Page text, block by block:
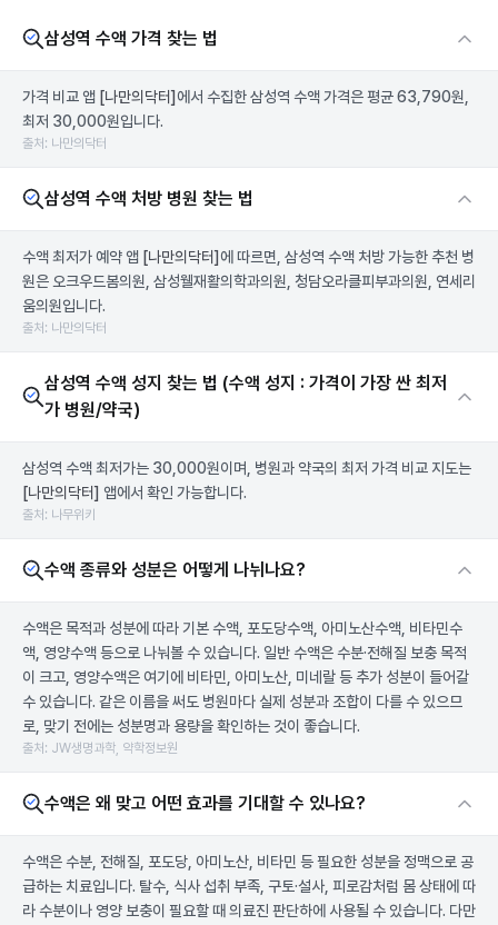
삼성역 수액 가격 찾는 법
가격 비교 앱 [나만의닥터] 에서 수집한 삼성역 수액 가격은 평균 63,790원,
최저 30,000원입니다.
출처: 나만의닥터
삼성역 수액 처방 병원 찾는 법
수액 최저가 예약 앱 [나만의닥터] 에 따르면, 삼성역 수액 처방 가능한 추천 병
원은 오크우드봄의원, 삼성웰재활의학과의원, 청담오라클피부과의원, 연세리
움의원입니다.
출처: 나만의닥터
삼성역 수액 성지 찾는 법 (수액 성지 : 가격이 가장 싼 최저
가 병원/약국)
삼성역 수액 최저가는 30,000원이며, 병원과 약국의 최저 가격 비교 지도는
[나만의닥터] 앱에서 확인 가능합니다.
출처: 나무위키
수액 종류와 성분은 어떻게 나뉘나요?
수액은 목적과 성분에 따라 기본 수액, 포도당수액, 아미노산수액, 비타민수
액, 영양수액 등으로 나눠볼 수 있습니다. 일반 수액은 수분·전해질 보충 목적
이 크고, 영양수액은 여기에 비타민, 아미노산, 미네랄 등 추가 성분이 들어갈
수 있습니다. 같은 이름을 써도 병원마다 실제 성분과 조합이 다를 수 있으므
로, 맞기 전에는 성분명과 용량을 확인하는 것이 좋습니다.
출처: JW생명과학, 약학정보원
수액은 왜 맞고 어떤 효과를 기대할 수 있나요?
수액은 수분, 전해질, 포도당, 아미노산, 비타민 등 필요한 성분을 정맥으로 공
급하는 치료입니다. 탈수, 식사 섭취 부족, 구토·설사, 피로감처럼 몸 상태에 따
라 수분이나 영양 보충이 필요할 때 의료진 판단하에 사용될 수 있습니다. 다만